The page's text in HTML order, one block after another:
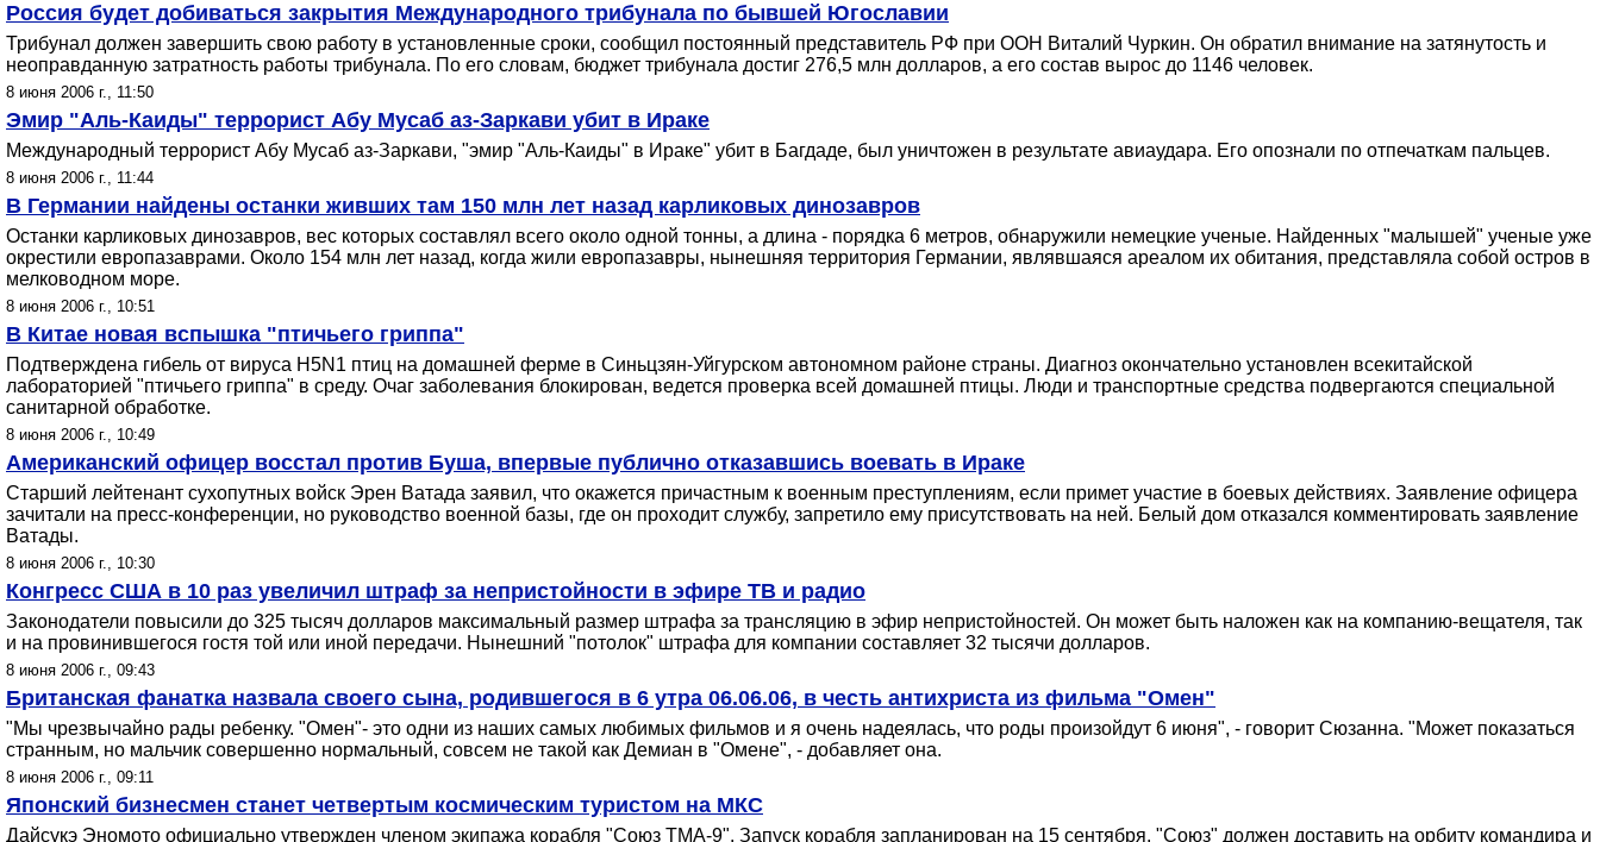
Россия будет добиваться закрытия Международного трибунала по бывшей Югославии
Трибунал должен завершить свою работу в установленные сроки, сообщил постоянный представитель РФ при ООН Виталий Чуркин. Он обратил внимание на затянутость и
неоправданную затратность работы трибунала. По его словам, бюджет трибунала достиг 276,5 млн долларов, а его состав вырос до 1146 человек.
8 июня 2006 г., 11:50
Эмир "Аль-Каиды" террорист Абу Мусаб аз-Заркави убит в Ираке
Международный террорист Абу Мусаб аз-Заркави, "эмир "Аль-Каиды" в Ираке" убит в Багдаде, был уничтожен в результате авиаудара. Его опознали по отпечаткам пальцев.
8 июня 2006 г., 11:44
В Германии найдены останки живших там 150 млн лет назад карликовых динозавров
Останки карликовых динозавров, вес которых составлял всего около одной тонны, а длина - порядка 6 метров, обнаружили немецкие ученые. Найденных "малышей" ученые уже
окрестили европазаврами. Около 154 млн лет назад, когда жили европазавры, нынешняя территория Германии, являвшаяся ареалом их обитания, представляла собой остров в
мелководном море.
8 июня 2006 г., 10:51
В Китае новая вспышка "птичьего гриппа"
Подтверждена гибель от вируса H5N1 птиц на домашней ферме в Синьцзян-Уйгурском автономном районе страны. Диагноз окончательно установлен всекитайской
лабораторией "птичьего гриппа" в среду. Очаг заболевания блокирован, ведется проверка всей домашней птицы. Люди и транспортные средства подвергаются специальной
санитарной обработке.
8 июня 2006 г., 10:49
Американский офицер восстал против Буша, впервые публично отказавшись воевать в Ираке
Старший лейтенант сухопутных войск Эрен Ватада заявил, что окажется причастным к военным преступлениям, если примет участие в боевых действиях. Заявление офицера
зачитали на пресс-конференции, но руководство военной базы, где он проходит службу, запретило ему присутствовать на ней. Белый дом отказался комментировать заявление
Ватады.
8 июня 2006 г., 10:30
Конгресс США в 10 раз увеличил штраф за непристойности в эфире ТВ и радио
Законодатели повысили до 325 тысяч долларов максимальный размер штрафа за трансляцию в эфир непристойностей. Он может быть наложен как на компанию-вещателя, так
и на провинившегося гостя той или иной передачи. Нынешний "потолок" штрафа для компании составляет 32 тысячи долларов.
8 июня 2006 г., 09:43
Британская фанатка назвала своего сына, родившегося в 6 утра 06.06.06, в честь антихриста из фильма "Омен"
"Мы чрезвычайно рады ребенку. "Омен"- это одни из наших самых любимых фильмов и я очень надеялась, что роды произойдут 6 июня", - говорит Сюзанна. "Может показаться
странным, но мальчик совершенно нормальный, совсем не такой как Демиан в "Омене", - добавляет она.
8 июня 2006 г., 09:11
Японский бизнесмен станет четвертым космическим туристом на МКС
Дайсукэ Эномото официально утвержден членом экипажа корабля "Союз ТМА-9". Запуск корабля запланирован на 15 сентября. "Союз" должен доставить на орбиту командира и